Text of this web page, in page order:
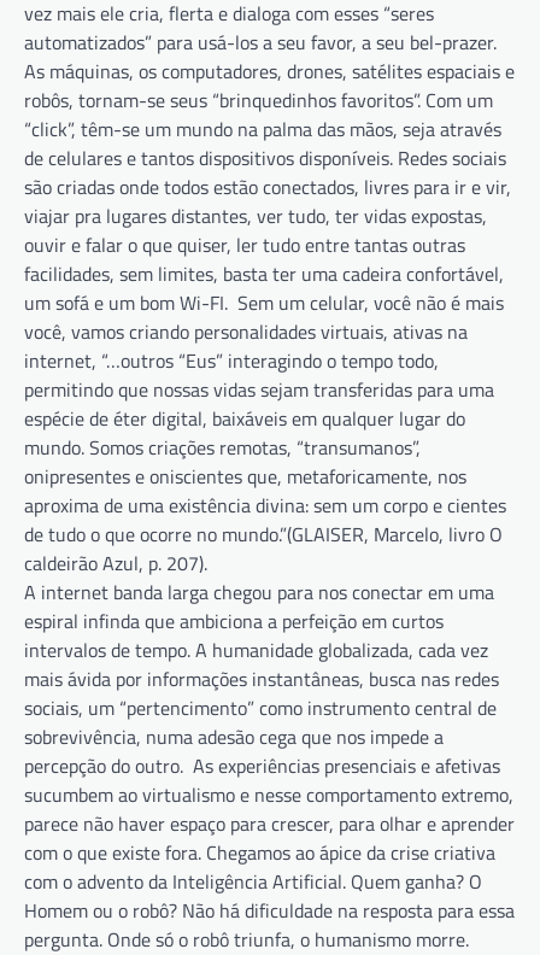
vez mais ele cria, flerta e dialoga com esses “seres
automatizados” para usá-los a seu favor, a seu bel-prazer.
As máquinas, os computadores, drones, satélites espaciais e
robôs, tornam-se seus “brinquedinhos favoritos”. Com um
“click”, têm-se um mundo na palma das mãos, seja através
de celulares e tantos dispositivos disponíveis. Redes sociais
são criadas onde todos estão conectados, livres para ir e vir,
viajar pra lugares distantes, ver tudo, ter vidas expostas,
ouvir e falar o que quiser, ler tudo entre tantas outras
facilidades, sem limites, basta ter uma cadeira confortável,
um sofá e um bom Wi-FI. Sem um celular, você não é mais
você, vamos criando personalidades virtuais, ativas na
internet, “…outros “Eus” interagindo o tempo todo,
permitindo que nossas vidas sejam transferidas para uma
espécie de éter digital, baixáveis em qualquer lugar do
mundo. Somos criações remotas, “transumanos”,
onipresentes e oniscientes que, metaforicamente, nos
aproxima de uma existência divina: sem um corpo e cientes
de tudo o que ocorre no mundo.”(GLAISER, Marcelo, livro O
caldeirão Azul, p. 207).
A internet banda larga chegou para nos conectar em uma
espiral infinda que ambiciona a perfeição em curtos
intervalos de tempo. A humanidade globalizada, cada vez
mais ávida por informações instantâneas, busca nas redes
sociais, um “pertencimento” como instrumento central de
sobrevivência, numa adesão cega que nos impede a
percepção do outro. As experiências presenciais e afetivas
sucumbem ao virtualismo e nesse comportamento extremo,
parece não haver espaço para crescer, para olhar e aprender
com o que existe fora. Chegamos ao ápice da crise criativa
com o advento da Inteligência Artificial. Quem ganha? O
Homem ou o robô? Não há dificuldade na resposta para essa
pergunta. Onde só o robô triunfa, o humanismo morre.